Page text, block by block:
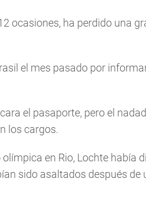
ocasiones, ha perdido una
el mes pasado por
el pasaporte, pero el
los cargos.
en Rio, Lochte había
sido asaltados después